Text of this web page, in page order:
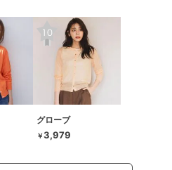
グローブ
￥3,979